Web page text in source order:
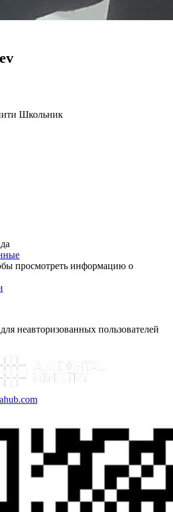
Школьник
просмотреть информацию о
неавторизованных пользователей